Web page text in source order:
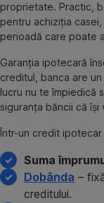
proprietate. Practic,
pentru achiziția
perioadă care poate
Garanția ipotecară
creditul, banca are
lucru nu te împiedică
siguranța băncii că își
Într-un credit
Suma
Dobânda –
creditului.